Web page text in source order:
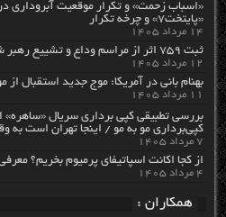
«اسباب زحمت» و تکرار موقعیت آبروداری
«پایتخت۷» و چرخه تکرار
۱۴ مرداد ۱۴۰۵
ثبت ۷۵۹ اثر از مراسم وداع و تشییع رهبر شهید انقلاب
۱۲ مرداد ۱۴۰۵
بهنام بانی در آمریکا: موج جدید استقبال
۱۱ مرداد ۱۴۰۵
بررسی تطبیقی کپی برداری سریال
کپی‌برداری مو به مو / اینجا تهران است به
۷ مرداد ۱۴۰۵
از کجا اکانت اسپاتیفای پرمیوم بخریم؟ معرفی ۴ فروشگاه معتبر
۴ مرداد ۱۴۰۵
همکاران :